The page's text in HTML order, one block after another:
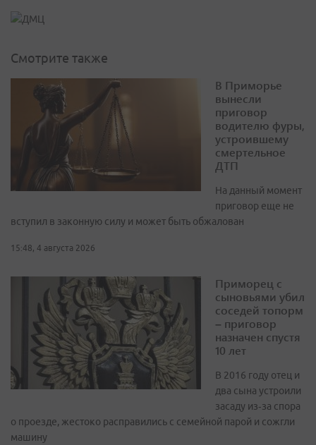
Смотрите также
В Приморье
вынесли
приговор
водителю фуры,
устроившему
смертельное
ДТП
На данный момент
приговор еще не
вступил в законную силу и может быть обжалован
15:48, 4 августа 2026
Приморец с
сыновьями убил
соседей топорм
– приговор
назначен спустя
10 лет
В 2016 году отец и
два сына устроили
засаду из‑за спора
о проезде, жестоко расправились с семейной парой и сожгли
машину